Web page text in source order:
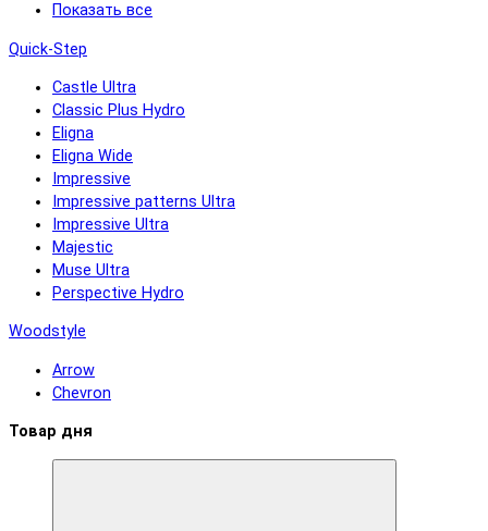
Показать все
Quick-Step
Castle Ultra
Classic Plus Hydro
Eligna
Eligna Wide
Impressive
Impressive patterns Ultra
Impressive Ultra
Majestic
Muse Ultra
Perspective Hydro
Woodstyle
Arrow
Chevron
Товар дня